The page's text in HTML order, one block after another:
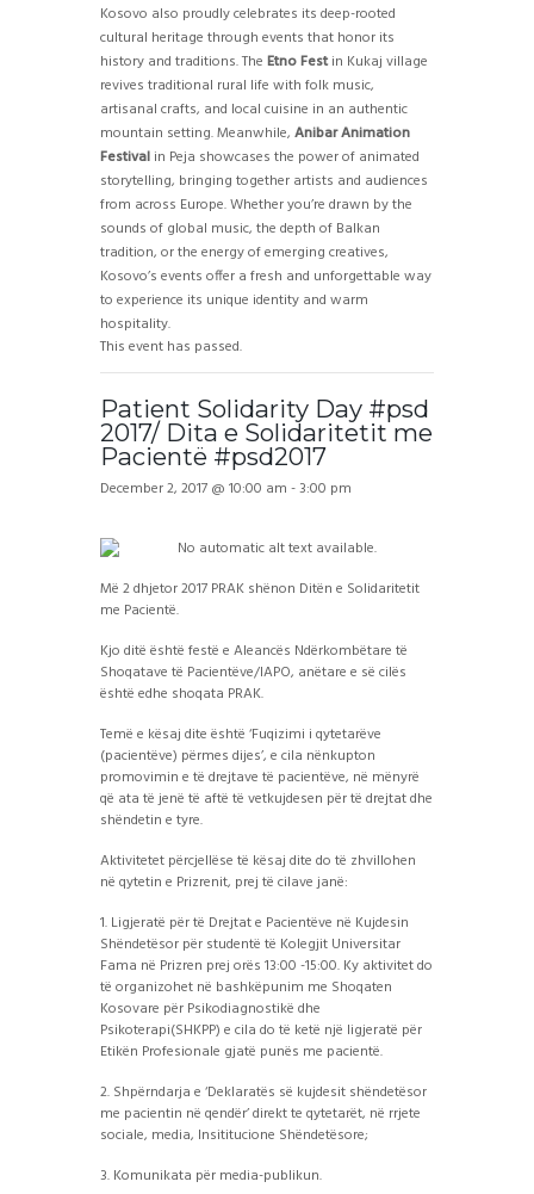
Kosovo also proudly celebrates its deep-rooted
cultural heritage through events that honor its
history and traditions. The Etno Festin Kukaj village
revives traditional rural life with folk music,
artisanal crafts, and local cuisine in an authentic
mountain setting. Meanwhile, Anibar Animation
Festival in Peja showcases the power of animated
storytelling, bringing together artists and audiences
from across Europe. Whether you’re drawn by the
sounds of global music, the depth of Balkan
tradition, or the energy of emerging creatives,
Kosovo’s events offer a fresh and unforgettable way
to experience its unique identity and warm
hospitality.
This event has passed.
Patient Solidarity Day #psd
2017/ Dita e Solidaritetit me
Pacientë #psd2017
December 2, 2017 @ 10:00 am -3:00 pm
Më 2 dhjetor 2017 PRAK shënon Ditën e Solidaritetit
me Pacientë.
Kjo ditë është festë e Aleancës Ndërkombëtare të
Shoqatave të Pacientëve/IAPO, anëtare e së cilës
është edhe shoqata PRAK.
Temë e kësaj dite është ‘Fuqizimi i qytetarëve
(pacientëve) përmes dijes’, e cila nënkupton
promovimin e të drejtave të pacientëve, në mënyrë
që ata të jenë të aftë të vetkujdesen për të drejtat dhe
shëndetin e tyre.
Aktivitetet përcjellëse të kësaj dite do të zhvillohen
në qytetin e Prizrenit, prej të cilave janë:
1. Ligjeratë për të Drejtat e Pacientëve në Kujdesin
Shëndetësor për studentë të Kolegjit Universitar
Fama në Prizren prej orës 13:00 -15:00. Ky aktivitet do
të organizohet në bashkëpunim me Shoqaten
Kosovare për Psikodiagnostikë dhe
Psikoterapi(SHKPP) e cila do të ketë një ligjeratë për
Etikën Profesionale gjatë punës me pacientë.
2. Shpërndarja e ‘Deklaratës së kujdesit shëndetësor
me pacientin në qendër’ direkt te qytetarët, në rrjete
sociale, media, Insititucione Shëndetësore;
3. Komunikata për media-publikun.